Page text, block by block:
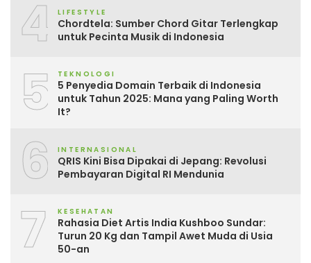
4 LIFESTYLE
Chordtela: Sumber Chord Gitar Terlengkap
untuk Pecinta Musik di Indonesia
5 TEKNOLOGI
5 Penyedia Domain Terbaik di Indonesia
untuk Tahun 2025: Mana yang Paling Worth
It?
6 INTERNASIONAL
QRIS Kini Bisa Dipakai di Jepang: Revolusi
Pembayaran Digital RI Mendunia
7 KESEHATAN
Rahasia Diet Artis India Kushboo Sundar:
Turun 20 Kg dan Tampil Awet Muda di Usia
50-an